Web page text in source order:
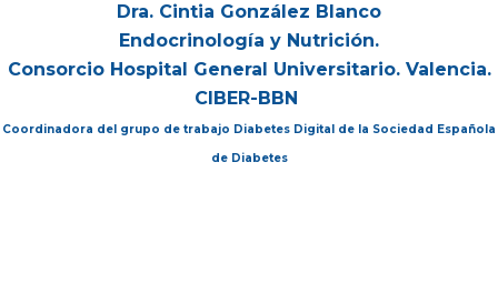
Dra. Cintia González Blanco
Endocrinología y Nutrición.
Consorcio Hospital General Universitario. Valencia.
CIBER-BBN
Coordinadora del grupo de trabajo Diabetes Digital de la Sociedad Española
de Diabetes